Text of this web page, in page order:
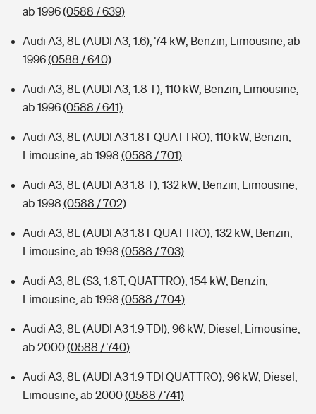
Kinderunfall-Check: Mehr Sicherheit für deine Kids
Sie haben Fragen?
ab 1996(0588 / 639)
Audi A3, 8L (AUDI A3, 1.6), 74 kW, Benzin, Limousine, ab
1996(0588 / 640)
Audi A3, 8L (AUDI A3, 1.8 T), 110 kW, Benzin, Limousine,
ab 1996(0588 / 641)
Audi A3, 8L (AUDI A3 1.8T QUATTRO), 110 kW, Benzin,
Limousine, ab 1998 (0588 / 701)
Audi A3, 8L (AUDI A3 1.8 T), 132 kW, Benzin, Limousine,
ab 1998 (0588 / 702)
Audi A3, 8L (AUDI A3 1.8T QUATTRO), 132 kW, Benzin,
Limousine, ab 1998 (0588 / 703)
Audi A3, 8L (S3, 1.8T, QUATTRO), 154 kW, Benzin,
Limousine, ab 1998 (0588 / 704)
Audi A3, 8L (AUDI A3 1.9 TDI), 96 kW, Diesel, Limousine,
ab 2000(0588 / 740)
Audi A3, 8L (AUDI A3 1.9 TDI QUATTRO), 96 kW, Diesel,
Limousine, ab 2000(0588 / 741)